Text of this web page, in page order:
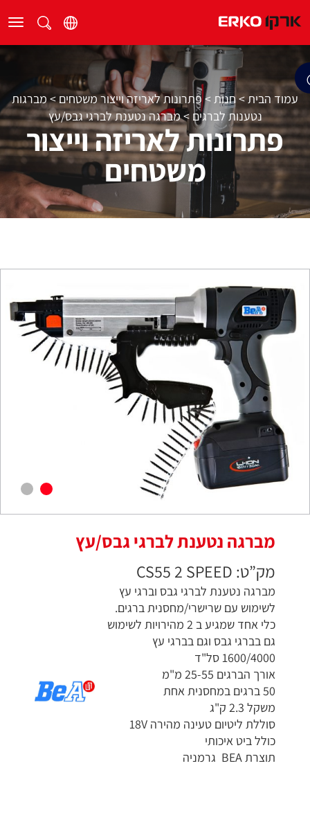
עמוד הבית>חנות >פתרונות לאריזה וייצור משטחים> מברגות
נטענות לברגים >מברגה נטענת לברגי גבס/עץ
פתרונות לאריזה וייצור
משטחים
מברגה נטענת לברגי גבס/עץ
מק”ט: CS55 2 SPEED
מברגה נטענת לברגי גבס וברגי עץ
לשימוש עם שרישרי/מחסנית ברגים.
כלי אחד שמגיע ב 2 מהירויות לשימוש
גם בברגי גבס וגם בברגי עץ
1600/4000 סל"ד
אורך הברגים 25-55 מ"מ
50 ברגים במחסנית אחת
משקל 2.3 ק"ג
סוללת ליטיום טעינה מהירה 18V
כולל ביט איכותי
תוצרת BEA גרמניה